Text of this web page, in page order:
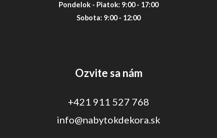
Pondelok - Piatok: 9:00 - 17:00
Sobota: 9:00 - 12:00
Ozvite sa nám
+421 911 527 768
info@nabytokdekora.sk